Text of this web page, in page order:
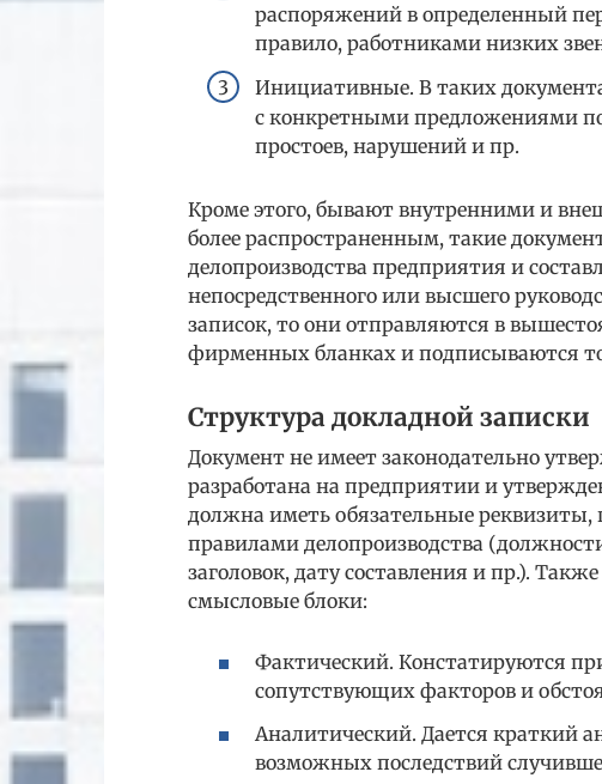
распоряжений в определенный
правило, работниками низких
Инициативные. В таких
с конкретными предложениями
простоев, нарушений и пр.
Кроме этого, бывают внутренними и
более распространенным, такие
делопроизводства предприятия и
непосредственного или высшего
записок, то они отправляются в
фирменных бланках и подписываются
Структура докладной записки
Документ не имеет законодательно
разработана на предприятии и
должна иметь обязательные
правилами делопроизводства
заголовок, дату составления и пр.).
смысловые блоки:
Фактический. Констатируются
сопутствующих факторов и
Аналитический. Дается краткий
возможных последствий